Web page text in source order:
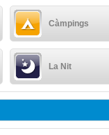
Càmpings
La Nit